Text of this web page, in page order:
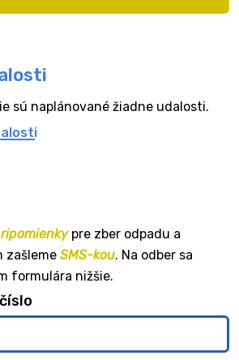
sú naplánované žiadne udalosti.
pre zber odpadu a
zašleme SMS-kou. Na odber sa
formulára nižšie.